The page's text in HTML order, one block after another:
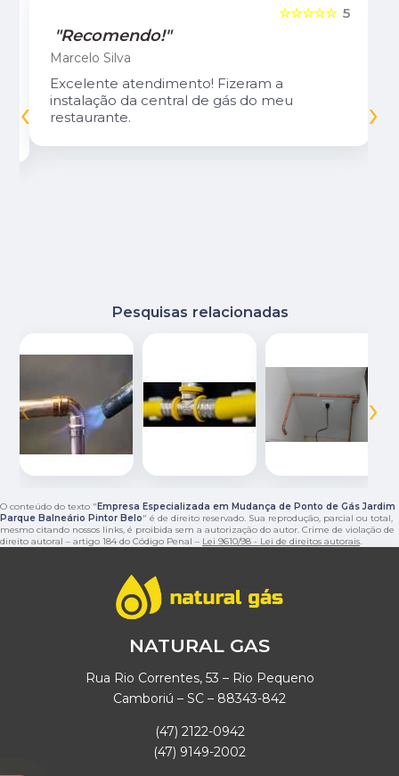
5
☆☆☆☆☆
"Recomendo!"
Marcelo Silva
Excelente atendimento! Fizeram a
instalação da central de gás do meu
restaurante.
‹ ›
Pesquisas relacionadas
‹ ›
O conteúdo do texto " Empresa Especializada em Mudança de Ponto de Gás Jardim
Parque Balneário Pintor Belo" é de direito reservado. Sua reprodução, parcial ou total,
mesmo citando nossos links, é proibida sem a autorização do autor. Crime de violação de
direito autoral – artigo 184 do Código Penal – Lei 9610/98 - Lei de direitos autorais.
NATURAL GAS
Rua Rio Correntes, 53 – Rio Pequeno
Camboriú – SC – 88343-842
(47) 2122-0942
(47) 9149-2002